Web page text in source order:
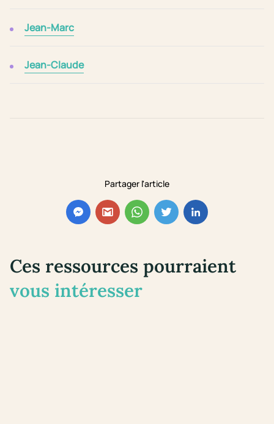
Partager l'article
Jean-Marc
Jean-Claude
Ces ressources pourraient
vous intéresser